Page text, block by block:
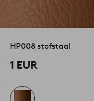
HP008 stofstaal
1 EUR